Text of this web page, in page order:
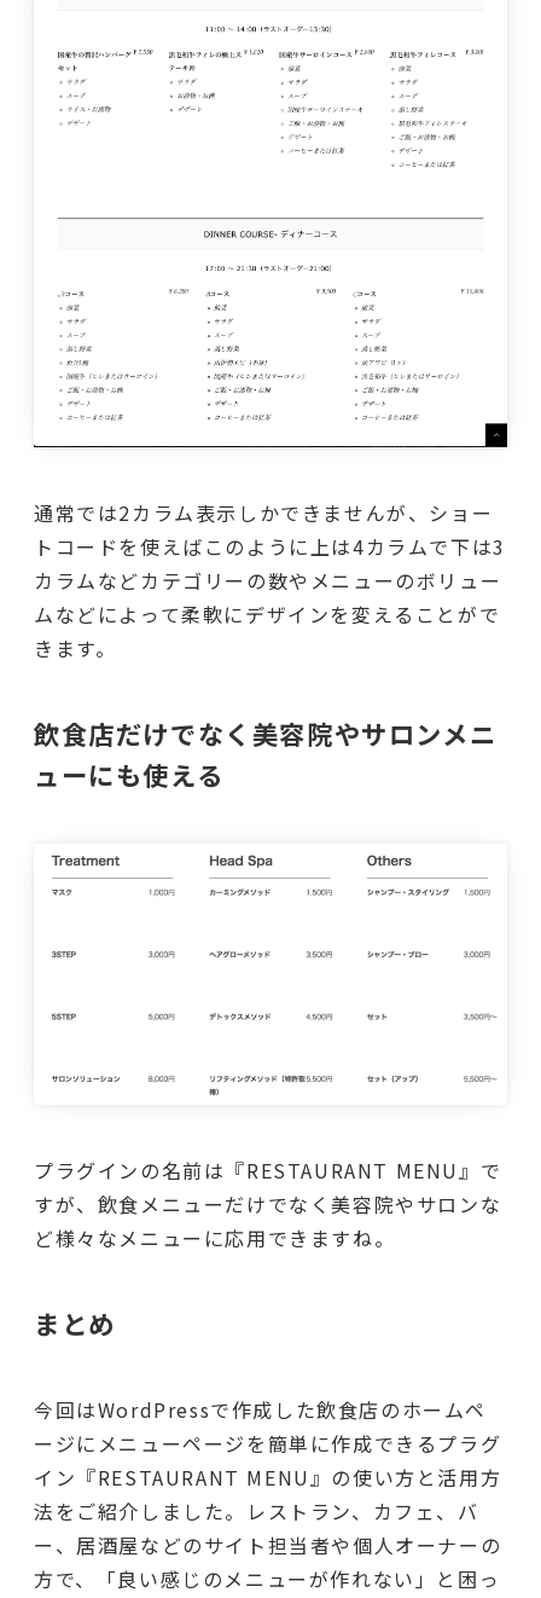
通常では2カラム表示しかできませんが、ショー
トコードを使えばこのように上は4カラムで下は3
カラムなどカテゴリーの数やメニューのボリュー
ムなどによって柔軟にデザインを変えることがで
きます。
飲食店だけでなく美容院やサロンメニ
ューにも使える
プラグインの名前は『RESTAURANT MENU』で
すが、飲食メニューだけでなく美容院やサロンな
ど様々なメニューに応用できますね。
まとめ
今回はWordPressで作成した飲食店のホームペ
ージにメニューページを簡単に作成できるプラグ
イン『RESTAURANT MENU』の使い方と活用方
法をご紹介しました。レストラン、カフェ、バ
ー、居酒屋などのサイト担当者や個人オーナーの
方で、「良い感じのメニューが作れない」と困っ